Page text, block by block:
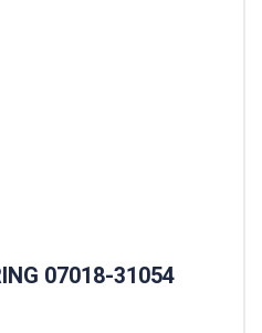
07018-31054